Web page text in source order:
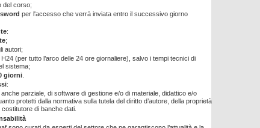
del corso;
per l'accesso che verrà inviata entro il successivo giorno
:
;
autori;
(per tutto l’arco delle 24 ore giornaliere), salvo i tempi tecnici di
sistema;
giorni
:
parziale, di software di gestione e/o di materiale, didattico e/o
protetti dalla normativa sulla tutela del diritto d’autore, della proprietà
di banche dati.